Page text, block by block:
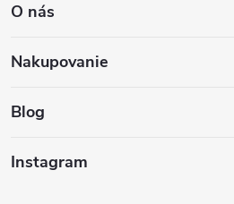
p
ä
O nás
Nakupovanie
Blog
Instagram